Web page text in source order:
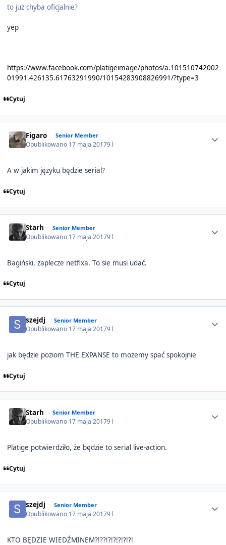
to już chyba oficjalnie?
yep
https://www.facebook.com/platigeimage/photos/a.101510742002
01991.426135.61763291990/10154283908826991/?type=3
Cytuj
Figaro Senior Member
Opublikowano 17 maja 20179 l
A w jakim języku będzie serial?
Cytuj
Starh Senior Member
Opublikowano 17 maja 20179 l
Bagiński, zaplecze netflxa. To sie musi udać.
Cytuj
szejdj Senior Member
Opublikowano 17 maja 20179 l
jak będzie poziom THE EXPANSE to możemy spać spokojnie
Cytuj
Starh Senior Member
Opublikowano 17 maja 20179 l
Platige potwierdziło, że będzie to serial live-action.
Cytuj
szejdj Senior Member
Opublikowano 17 maja 20179 l
KTO BĘDZIE WIEDŹMINEM?!??!?!?!?!?!?!